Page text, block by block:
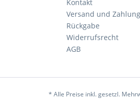
Kontakt
Versand und
Rückgabe
Widerrufsrecht
AGB
* Alle Preise inkl. gesetzl.